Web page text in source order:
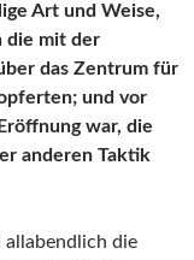
Art und Weise,
die mit der
das Zentrum für
und vor
war, die
anderen Taktik
allabendlich die